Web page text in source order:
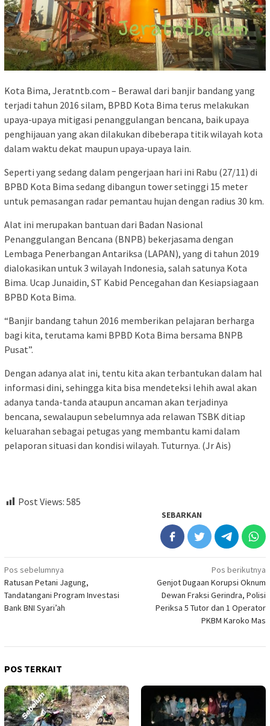
Kota Bima, Jeratntb.com – Berawal dari banjir bandang yang
terjadi tahun 2016 silam, BPBD Kota Bima terus melakukan
upaya-upaya mitigasi penanggulangan bencana, baik upaya
penghijauan yang akan dilakukan dibeberapa titik wilayah kota
dalam waktu dekat maupun upaya-upaya lain.
Seperti yang sedang dalam pengerjaan hari ini Rabu (27/11) di
BPBD Kota Bima sedang dibangun tower setinggi 15 meter
untuk pemasangan radar pemantau hujan dengan radius 30 km.
Alat ini merupakan bantuan dari Badan Nasional
Penanggulangan Bencana (BNPB) bekerjasama dengan
Lembaga Penerbangan Antariksa (LAPAN), yang di tahun 2019
dialokasikan untuk 3 wilayah Indonesia, salah satunya Kota
Bima. Ucap Junaidin, ST Kabid Pencegahan dan Kesiapsiagaan
BPBD Kota Bima.
“Banjir bandang tahun 2016 memberikan pelajaran berharga
bagi kita, terutama kami BPBD Kota Bima bersama BNPB
Pusat”.
Dengan adanya alat ini, tentu kita akan terbantukan dalam hal
informasi dini, sehingga kita bisa mendeteksi lehih awal akan
adanya tanda-tanda ataupun ancaman akan terjadinya
bencana, sewalaupun sebelumnya ada relawan TSBK ditiap
keluarahan sebagai petugas yang membantu kami dalam
pelaporan situasi dan kondisi wilayah. Tuturnya. (Jr Ais)
Post Views: 585
SEBARKAN
Navigasi
pos
Pos sebelumnya
Ratusan Petani Jagung,
Tandatangani Program Investasi
Bank BNI Syari’ah
Pos berikutnya
Genjot Dugaan Korupsi Oknum
Dewan Fraksi Gerindra, Polisi
Periksa 5 Tutor dan 1 Operator
PKBM Karoko Mas
POS TERKAIT